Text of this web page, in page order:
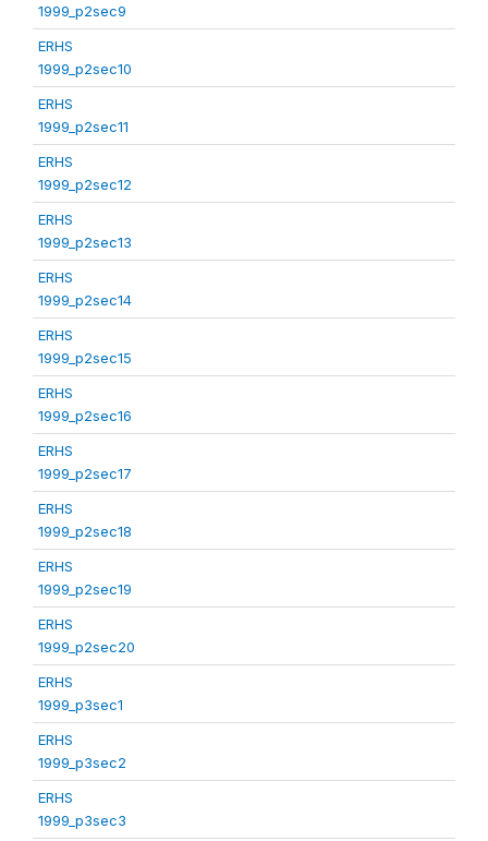
1999_p2sec9
ERHS
1999_p2sec10
ERHS
1999_p2sec11
ERHS
1999_p2sec12
ERHS
1999_p2sec13
ERHS
1999_p2sec14
ERHS
1999_p2sec15
ERHS
1999_p2sec16
ERHS
1999_p2sec17
ERHS
1999_p2sec18
ERHS
1999_p2sec19
ERHS
1999_p2sec20
ERHS
1999_p3sec1
ERHS
1999_p3sec2
ERHS
1999_p3sec3